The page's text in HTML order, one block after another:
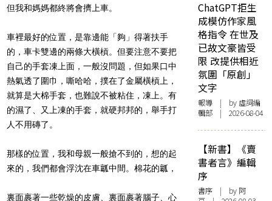
但我和媽媽都終將會擠上車。
車裡最好的位置，是靠邊能「夠 」得著扶手
的，車卡雙邊的兩條大橫槓。但要注意不要把
自己的手套凍上面，一般沒問題，但如果口中
熱氣透了圍巾，嘶哈哈，撲在了金屬橫槓上，
就算是大棉手套，也難說不被粘住，凍上。有
的濕了、又上凍的手套，就硬邦邦的，舉手打
人不用磚了。
那樣的位置，我和母親一般搶不到的，想的起
來的，我們都會浮沈在車瓤中間。棉花的瓤，
裏面裹著一些乾燥的皮膚、裏面裹著腦子、心
ChatGPT拒生
成模仿作家風
格指令 在世及
已故文豪皆受
限 改提供相近
氛圍「原創」
文字
報導 | by 虛詞編
輯部 | 2026-08-04
【新書】《賣
書者言》編輯
序
書序 | by 阿